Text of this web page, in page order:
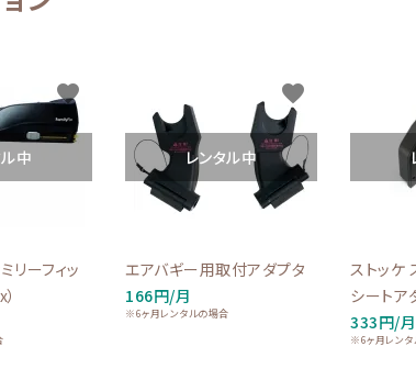
中
リーフィッ
favorite
レンタル中
エアバギー用取付アダプタ
166円/月
※6ヶ月レンタルの場合
favorite
ストッケ
シートア
333円/月
※6ヶ月レンタ